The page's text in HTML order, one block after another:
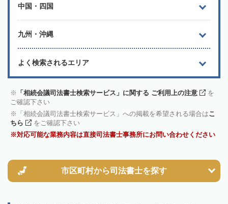
中国・四国
九州・沖縄
よく検索されるエリア
「相続会議司法書士検索サービス」に関する ご利用上の注意
を
ご確認下さい
「相続会議司法書士検索サービス」への掲載を希望される場合はこ
ちら
をご確認下さい
対応可能な業務内容は直接司法書士事務所にお問い合わせください
市区町村から司法書士を探す